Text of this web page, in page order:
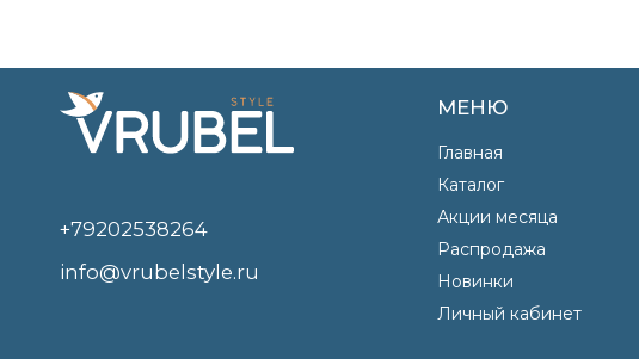
+79202538264
info@vrubelstyle.ru
МЕНЮ
Главная
Каталог
Акции месяца
Распродажа
Новинки
Личный кабинет